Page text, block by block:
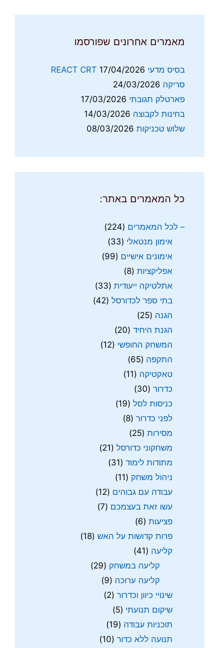
מאמרים אחרונים שפורסמו
בסיס מדעי REACT CRT 17/04/2026
סריקה 24/03/2026
פארטלק תגובתי 17/03/2026
בחינות לקבוצה 14/03/2026
שלוש טכניקות 08/03/2026
כל המאמרים באתר:
– לכל המאמרים (224)
אימון מנטאלי (33)
אימונים אישיים (99)
אפליקציות (8)
אתלטיקה ייעודית (33)
בתי ספר לכדורסל (42)
הגנה (25)
הגנת היחיד (20)
המשחק החופשי (12)
התקפה (65)
טאקטיקה (11)
כדרור (30)
כניסות לסל (19)
לפני כדרור (8)
מסירות (25)
משחקוני כדורסל (21)
מתודות לימוד (31)
ניהול משחק (11)
עבודה עם גבוהים (12)
עשו זאת בעצמכם (7)
פציעות (6)
פרות קדושות על האש (18)
קליעה (41)
קליעה במשחק (29)
קליעה ערוכה (9)
שינויי כיוון וכדרור (2)
שיקום תנועתי (5)
תוכניות עבודה (19)
תנועה ללא כדור (10)